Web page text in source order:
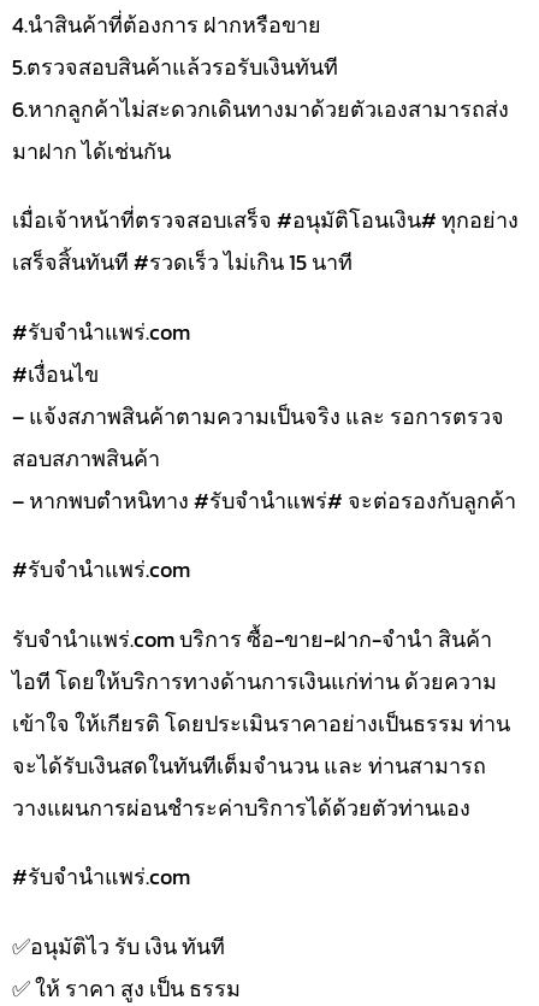
4.นำสินค้าที่ต้องการ ฝากหรือขาย
5.ตรวจสอบสินค้าแล้วรอรับเงินทันที
6.หากลูกค้าไม่สะดวกเดินทางมาด้วยตัวเองสามารถส่ง
มาฝาก ได้เช่นกัน
เมื่อเจ้าหน้าที่ตรวจสอบเสร็จ #อนุมัติโอนเงิน# ทุกอย่าง
เสร็จสิ้นทันที #รวดเร็ว ไม่เกิน 15 นาที
#รับจํานําแพร่.com
#เงื่อนไข
– แจ้งสภาพสินค้าตามความเป็นจริง และ รอการตรวจ
สอบสภาพสินค้า
– หากพบตำหนิทาง #รับจำนำแพร่# จะต่อรองกับลูกค้า
#รับจํานําแพร่.com
รับจํานําแพร่.com บริการ ซื้อ-ขาย-ฝาก-จำนำ สินค้า
ไอที โดยให้บริการทางด้านการเงินแก่ท่าน ด้วยความ
เข้าใจ ให้เกียรติ โดยประเมินราคาอย่างเป็นธรรม ท่าน
จะได้รับเงินสดในทันทีเต็มจำนวน และ ท่านสามารถ
วางแผนการผ่อนชำระค่าบริการได้ด้วยตัวท่านเอง
#รับจํานําแพร่.com
✅️อนุมัติไว รับ เงิน ทันที
✅️ ให้ ราคา สูง เป็น ธรรม